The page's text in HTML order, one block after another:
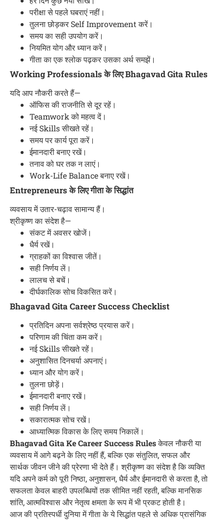
परीक्षा से पहले घबराएं नहीं।
तुलना छोड़कर Self Improvement करें।
समय का सही उपयोग करें।
नियमित योग और ध्यान करें।
गीता का एक श्लोक पढ़कर उसका अर्थ समझें।
Working Professionals के लिए Bhagavad Gita Rules
यदि आप नौकरी करते हैं—
ऑफिस की राजनीति से दूर रहें।
Teamwork को महत्व दें।
नई Skills सीखते रहें।
समय पर कार्य पूरा करें।
ईमानदारी बनाए रखें।
तनाव को घर तक न लाएं।
Work-Life Balance बनाए रखें।
Entrepreneurs के लिए गीता के सिद्धांत
व्यवसाय में उतार-चढ़ाव सामान्य हैं।
श्रीकृष्ण का संदेश है—
संकट में अवसर खोजें।
धैर्य रखें।
ग्राहकों का विश्वास जीतें।
सही निर्णय लें।
लालच से बचें।
दीर्घकालिक सोच विकसित करें।
Bhagavad Gita Career Success Checklist
प्रतिदिन अपना सर्वश्रेष्ठ प्रयास करें।
परिणाम की चिंता कम करें।
नई Skills सीखते रहें।
अनुशासित दिनचर्या अपनाएं।
ध्यान और योग करें।
तुलना छोड़ें।
ईमानदारी बनाए रखें।
सही निर्णय लें।
सकारात्मक सोच रखें।
आध्यात्मिक विकास के लिए समय निकालें।
Bhagavad Gita Ke Career Success Rulesकेवल नौकरी या
व्यवसाय में आगे बढ़ने के लिए नहीं हैं, बल्कि एक संतुलित, सफल और
सार्थक जीवन जीने की प्रेरणा भी देते हैं। श्रीकृष्ण का संदेश है कि व्यक्ति
यदि अपने कर्म को पूरी निष्ठा, अनुशासन, धैर्य और ईमानदारी से करता है, तो
सफलता केवल बाहरी उपलब्धियों तक सीमित नहीं रहती, बल्कि मानसिक
शांति, आत्मविश्वास और नेतृत्व क्षमता के रूप में भी प्रकट होती है।
आज की प्रतिस्पर्धी दुनिया में गीता के ये सिद्धांत पहले से अधिक प्रासंगिक